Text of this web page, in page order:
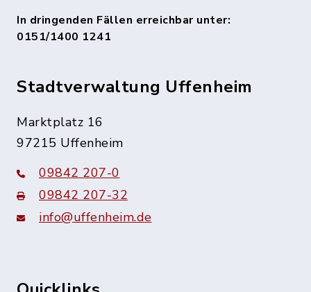
In dringenden Fällen erreichbar unter:
0151/1400 1241
Stadtverwaltung Uffenheim
Marktplatz 16
97215 Uffenheim
09842 207-0
09842 207-32
info@uffenheim.de